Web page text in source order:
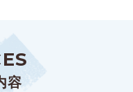
ES
容